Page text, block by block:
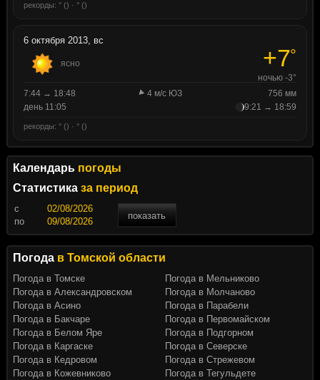
рекорды: ° () · ° ()
6 октября 2013, вс
ясно +7°
ночью -3°
7:44 → 18:48
4 м/с ЮЗ
756 мм
день 11:05
9:21 → 18:59
рекорды: ° () · ° ()
Календарь погоды
Статистика за период
c
показать
по
Погода в Томской области
Погода в Томске
Погода в Александровском
Погода в Асино
Погода в Бакчаре
Погода в Белом Яре
Погода в Каргаске
Погода в Кедровом
Погода в Кожевниково
Погода в Мельниково
Погода в Молчаново
Погода в Парабели
Погода в Первомайском
Погода в Подгорном
Погода в Северске
Погода в Стрежевом
Погода в Тегульдете